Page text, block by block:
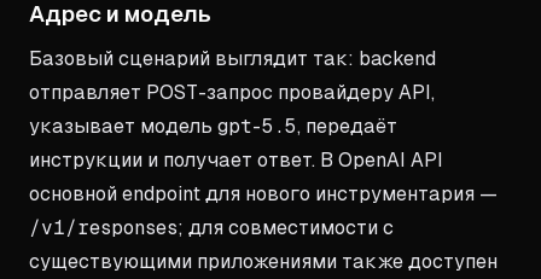
Адрес и модель
Базовый сценарий выглядит так: backend
отправляет POST-запрос провайдеру API,
указывает модель gpt-5.5, передаёт
инструкции и получает ответ. В OpenAI API
основной endpoint для нового инструментария —
/v1/responses; для совместимости с
существующими приложениями также доступен